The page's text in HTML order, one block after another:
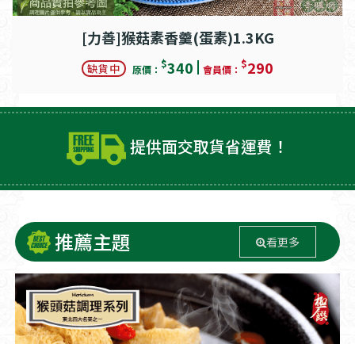
[力善]猴菇素香羹(蛋素)1.3KG
缺貨中 原價： $340 會員價： $290
提供面交取貨省運費！
推薦主題 看更多